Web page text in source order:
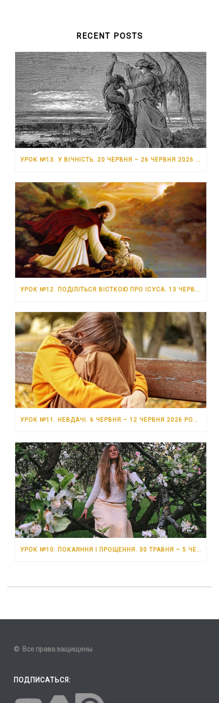
RECENT POSTS
УРОК №13. У ВІЧНІСТЬ. 20 ЧЕРВНЯ – 26 ЧЕРВНЯ 2026 РОКУ
УРОК №12. ПОДІЛІТЬСЯ ВІСТКОЮ ПРО ІСУСА. 13 ЧЕРВНЯ – 19 ЧЕРВНЯ 2026 РОКУ
УРОК №11. НЕВДАЧІ. 6 ЧЕРВНЯ – 12 ЧЕРВНЯ 2026 РОКУ
УРОК №10. ПОКАЯННЯ І ПРОЩЕННЯ. 30 ТРАВНЯ – 5 ЧЕРВНЯ 2026 РОКУ
© Все права защищены
ПОДПИСАТЬСЯ: